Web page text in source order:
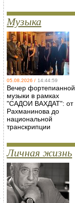
Музыка
05.08.2026 / 14:44:59
Вечер фортепианной
музыки в рамках
"САДОИ ВАХДАТ": от
Рахманинова до
национальной
транскрипции
Личная жизнь